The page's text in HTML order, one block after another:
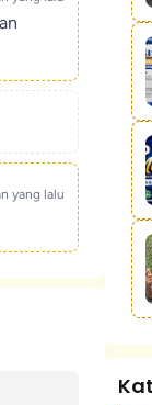
yang lalu